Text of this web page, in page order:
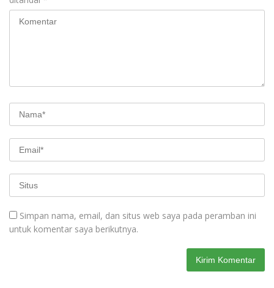
Simpan nama, email, dan situs web saya pada peramban ini
untuk komentar saya berikutnya.